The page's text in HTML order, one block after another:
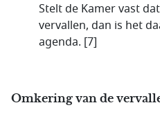
Stelt de Kamer vast
vervallen, dan is het
agenda. [7]
Omkering van de